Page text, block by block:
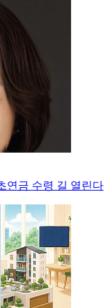
연금 수령 길 열린다